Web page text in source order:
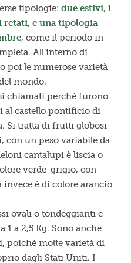
tipologie: due estivi, i
retati, e una tipologia
, come il periodo in
All’interno di
poi le numerose varietà
mondo.
chiamati perché furono
al castello pontificio di
Si tratta di frutti globosi
con un peso variabile da
cantalupi è liscia o
verde-grigio, con
è di colore arancio
ovali o tondeggianti e
1 a 2,5 Kg. Sono anche
poiché molte varietà di
dagli Stati Uniti. I